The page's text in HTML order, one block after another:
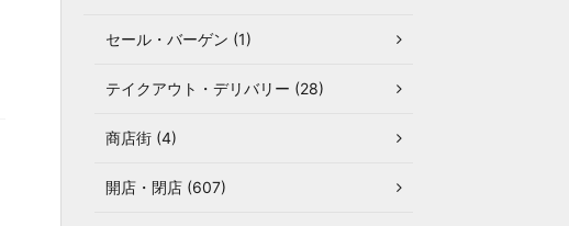
セール・バーゲン (1)
テイクアウト・デリバリー (28)
商店街 (4)
開店・閉店 (607)